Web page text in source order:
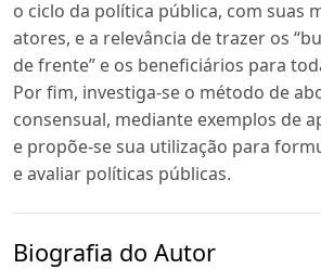
o ciclo da política pública, com suas
atores, e a relevância de trazer os
de frente” e os beneficiários para
Por fim, investiga-se o método de
consensual, mediante exemplos de
e propõe-se sua utilização para
e avaliar políticas públicas.
Biografia do Autor